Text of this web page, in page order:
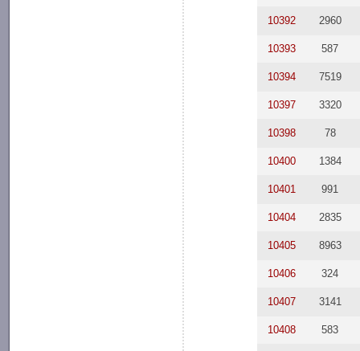
10392 2960
10393 587
10394 7519
10397 3320
10398 78
10400 1384
10401 991
10404 2835
10405 8963
10406 324
10407 3141
10408 583